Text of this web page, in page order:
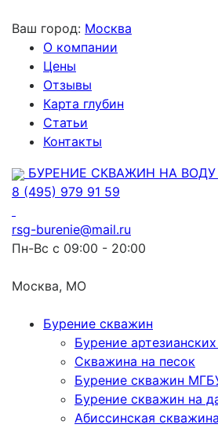
Ваш город: Москва
О компании
Цены
Отзывы
Карта глубин
Статьи
Контакты
БУРЕНИЕ СКВАЖИН НА
8 (495) 979 91 59
rsg-burenie@mail.ru
Пн-Вс с 09:00 - 20:00
Москва, МО
Бурение скважин
Бурение
Скважина на песок
Бурение скважин
Бурение скважин на
Абиссинская